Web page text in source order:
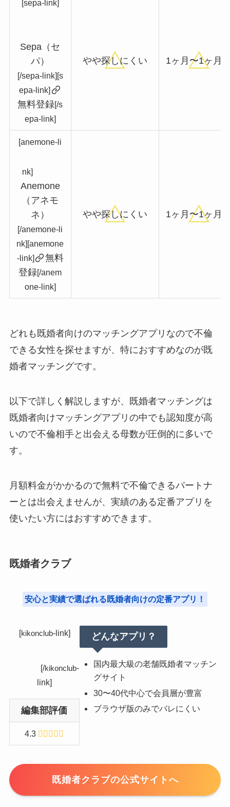
[sepa-link]
Sepa（セ
パ）
[/sepa-link][s
epa-link]
無料登録[/s
epa-link]
やや探しにくい 1ヶ月〜1ヶ月
[anemone-li
nk]
Anemone
（アネモ
ネ）
[/anemone-li
nk][anemone
-link]
無料
登録[/anem
one-link]
やや探しにくい 1ヶ月〜1ヶ月
どれも既婚者向けのマッチングアプリなので不倫
できる女性を探せますが、特におすすめなのが既
婚者マッチングです。
以下で詳しく解説しますが、既婚者マッチングは
既婚者向けマッチングアプリの中でも認知度が高
いので不倫相手と出会える母数が圧倒的に多いで
す。
月額料金がかかるので無料で不倫できるパートナ
ーとは出会えませんが、実績のある定番アプリを
使いたい方にはおすすめできます。
既婚者クラブ
安心と実績で選ばれる既婚者向けの定番アプリ！
[kikonclub-link]
[/kikonclub-
link]
編集部評価
4.3
どんなアプリ？
国内最大級の老舗既婚者マッチン
グサイト
30〜40代中心で会員層が豊富
ブラウザ版のみでバレにくい
既婚者クラブの公式サイトへ